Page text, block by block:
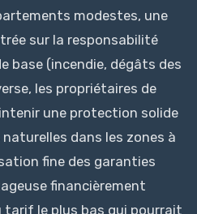
modestes, une
sur la responsabilité
base (incendie, dégâts des
les propriétaires de
une protection solide
dans les zones à
fine des garanties
financièrement
tarif le plus bas qui pourrait